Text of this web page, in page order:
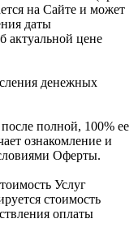
на Сайте и может
даты
актуальной цене
денежных
полной, 100% ее
ознакомление и
Оферты.
Услуг
стоимость
оплаты